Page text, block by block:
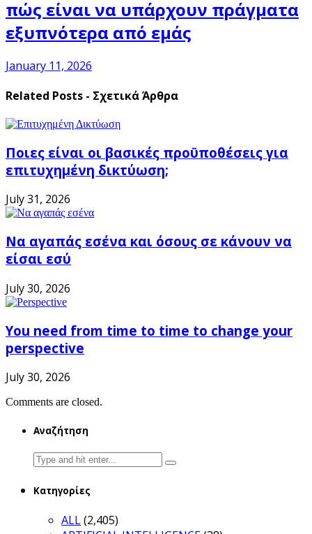
πώς είναι να υπάρχουν πράγματα
εξυπνότερα από εμάς
January 11, 2026
Related Posts - Σχετικά Άρθρα
Ποιες είναι οι βασικές προϋποθέσεις για
επιτυχημένη δικτύωση;
July 31, 2026
Να αγαπάς εσένα και όσους σε κάνουν να
είσαι εσύ
July 30, 2026
You need from time to time to change your
perspective
July 30, 2026
Comments are closed.
Αναζήτηση
Search
for:
Κατηγορίες
ALL(2,405)